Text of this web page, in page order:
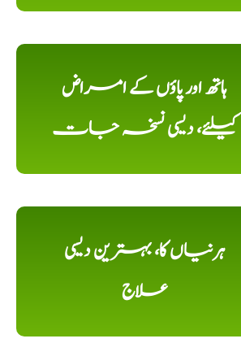
ہاتھ اور پاؤں کے امراض
کیلئے، دیسی نسخہ جات
ہرنیاں کا، بہترین دیسی
علاج